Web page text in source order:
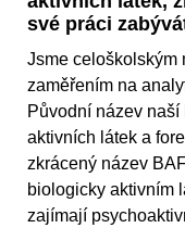
své práci
Jsme celoškolským
zaměřením na
Původní název
aktivních látek a
zkrácený název
biologicky aktivním
zajímají